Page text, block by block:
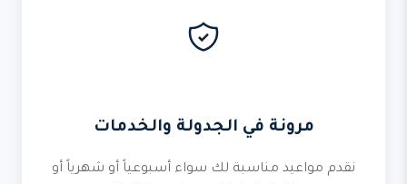
مرونة في الجدولة والخدمات
نقدم مواعيد مناسبة لك سواء أسبوعياً أو شهرياً أو